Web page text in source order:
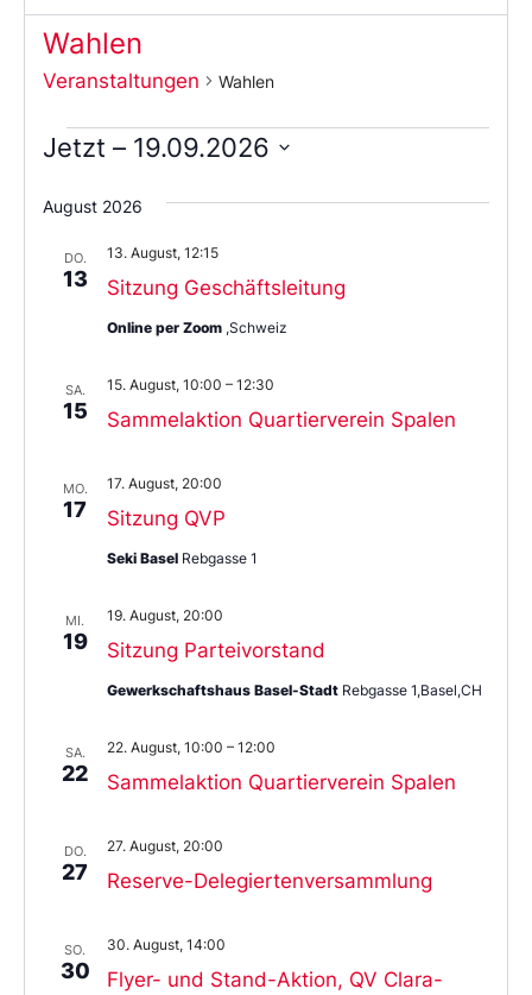
Wahlen
Veranstaltungen Wahlen
Jetzt – 19.09.2026
Sie
das
aus.
August 2026
DO.
13 Sitzung Geschäftsleitung
13. August, 12:15
Online per Zoom ,Schweiz
SA.
15 Sammelaktion Quartierverein Spalen
15. August, 10:00 – 12:30
MO.
17 Sitzung QVP
17. August, 20:00
Seki Basel Rebgasse 1
MI.
19 Sitzung Parteivorstand
19. August, 20:00
Gewerkschaftshaus Basel-Stadt Rebgasse 1,Basel,CH
SA.
22 Sammelaktion Quartierverein Spalen
22. August, 10:00 – 12:00
DO.
27 Reserve-Delegiertenversammlung
27. August, 20:00
SO.
30
Flyer- und Stand-Aktion, QV Clara-
30. August, 14:00